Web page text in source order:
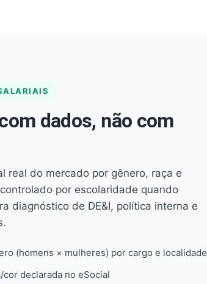
dados, não com
real do mercado por gênero, raça e
por escolaridade quando
diagnóstico de DE&I, política interna e
(homens × mulheres) por cargo e localidade
cor declarada no eSocial